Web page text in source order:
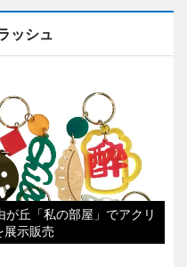
ッシュ
丘「私の部屋」でアクリ
展示販売